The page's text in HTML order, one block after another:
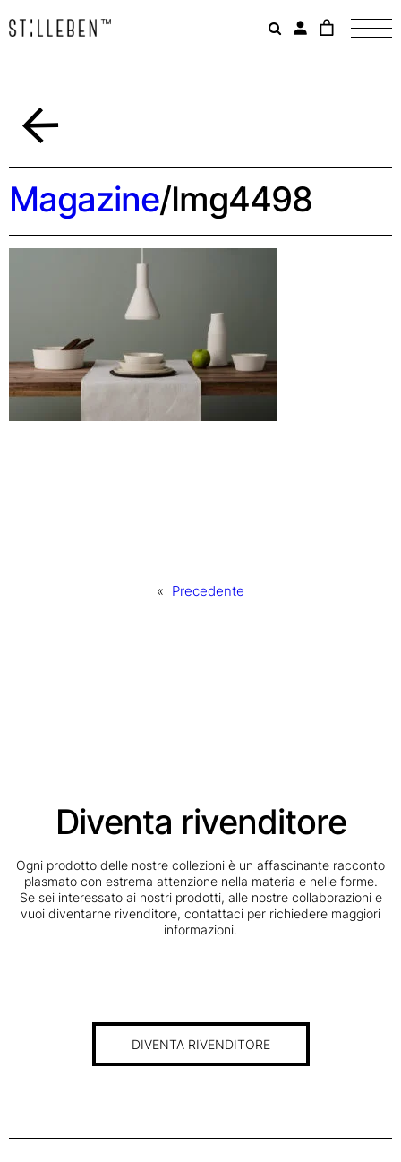
Il
è
Magazine/Img4498
« Precedente
Diventa rivenditore
Ogni prodotto delle nostre collezioni è un affascinante racconto
plasmato con estrema attenzione nella materia e nelle forme.
Se sei interessato ai nostri prodotti, alle nostre collaborazioni e
vuoi diventarne rivenditore, contattaci per richiedere maggiori
informazioni.
DIVENTA RIVENDITORE